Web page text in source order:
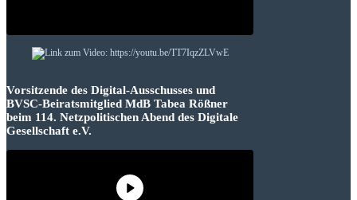
Vorsitzende des Digital-Ausschusses und
BVSC-Beiratsmitglied MdB Tabea Rößner
beim 114. Netzpolitischen Abend des Digitale
Gesellschaft e.V.